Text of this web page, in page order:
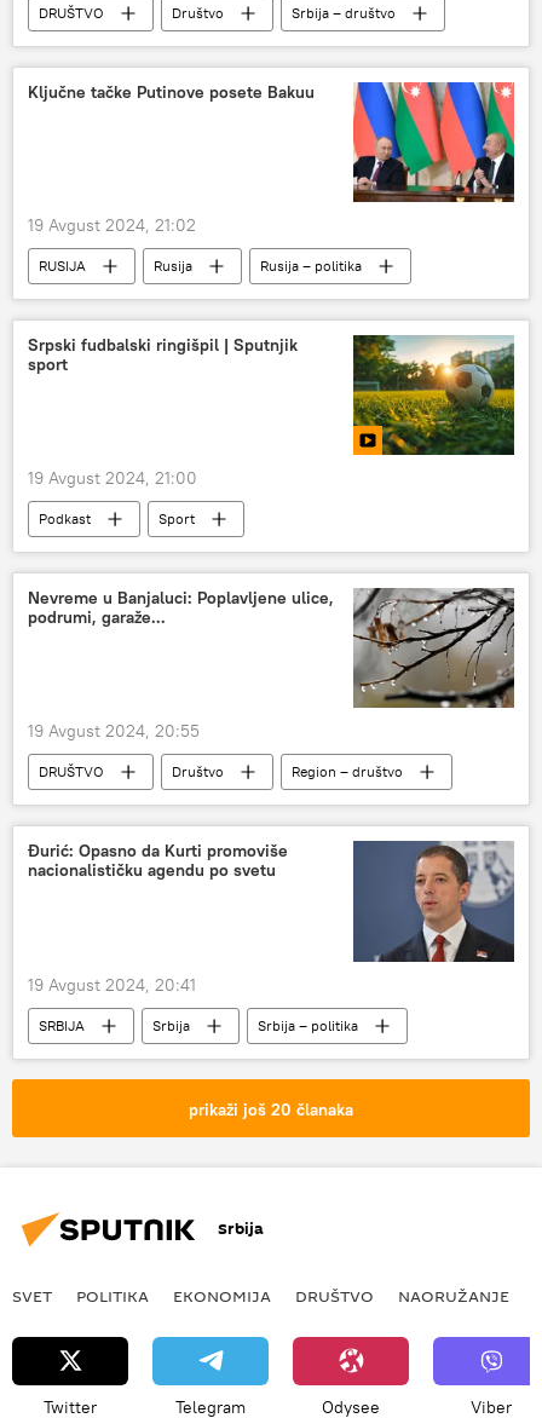
DRUŠTVO Društvo Srbija – društvo
Ključne tačke Putinove posete Bakuu
19 Avgust 2024, 21:02
RUSIJA Rusija
Rusija – politika
Vladimir Putin
Ilham Alijev
Srpski fudbalski ringišpil | Sputnjik
sport
19 Avgust 2024, 21:00
Podkast
Sport
Emisija „Sputnjik sport“
Nevreme u Banjaluci: Poplavljene ulice,
podrumi, garaže...
19 Avgust 2024, 20:55
DRUŠTVO Društvo
Region – društvo
Region
Đurić: Opasno da Kurti promoviše
nacionalističku agendu po svetu
19 Avgust 2024, 20:41
SRBIJA Srbija
Srbija – politika
Aljbin Kurti
Marko Đurić
SAD
prikaži još 20 članaka
Srbija
SVET POLITIKA EKONOMIJA DRUŠTVO NAORUŽANJE
Twitter Telegram Odysee Viber